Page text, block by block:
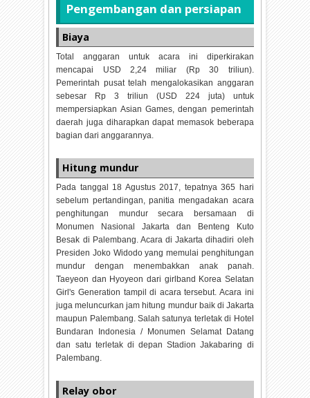
Pengembangan dan persiapan
Biaya
Total anggaran untuk acara ini diperkirakan
mencapai USD 2,24 miliar (Rp 30 triliun).
Pemerintah pusat telah mengalokasikan anggaran
sebesar Rp 3 triliun (USD 224 juta) untuk
mempersiapkan Asian Games, dengan pemerintah
daerah juga diharapkan dapat memasok beberapa
bagian dari anggarannya.
Hitung mundur
Pada tanggal 18 Agustus 2017, tepatnya 365 hari
sebelum pertandingan, panitia mengadakan acara
penghitungan mundur secara bersamaan di
Monumen Nasional Jakarta dan Benteng Kuto
Besak di Palembang. Acara di Jakarta dihadiri oleh
Presiden Joko Widodo yang memulai penghitungan
mundur dengan menembakkan anak panah.
Taeyeon dan Hyoyeon dari girlband Korea Selatan
Girl's Generation tampil di acara tersebut. Acara ini
juga meluncurkan jam hitung mundur baik di Jakarta
maupun Palembang. Salah satunya terletak di Hotel
Bundaran Indonesia / Monumen Selamat Datang
dan satu terletak di depan Stadion Jakabaring di
Palembang.
Relay obor